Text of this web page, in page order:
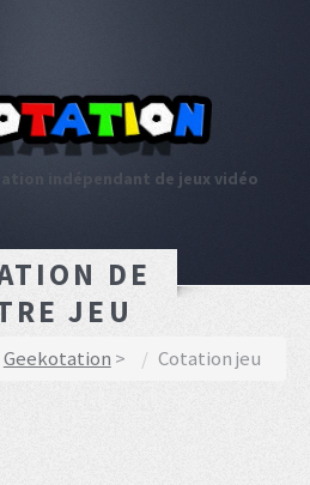
indépendant de jeux vidéo
DE
JEU
Geekotation Cotation jeu